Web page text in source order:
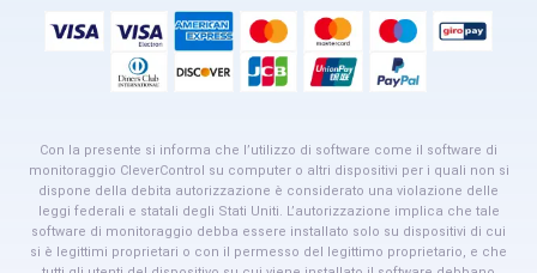
Con la presente si informa che l’utilizzo di software come il software di
monitoraggio CleverControl su computer o altri dispositivi per i quali non si
dispone della debita autorizzazione è considerato una violazione delle
leggi federali e statali degli Stati Uniti. L’autorizzazione implica che tale
software di monitoraggio debba essere installato solo su dispositivi di cui
si è legittimi proprietari o con il permesso del legittimo proprietario, e che